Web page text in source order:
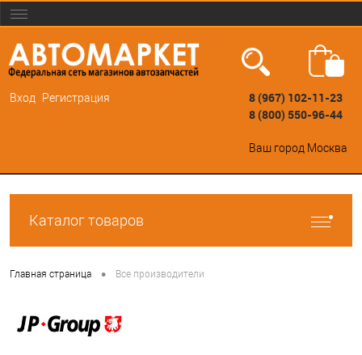
Вход Регистрация
8 (967) 102-11-23
8 (800) 550-96-44
Ваш город Москва
Каталог товаров
Главная страница • Все производители